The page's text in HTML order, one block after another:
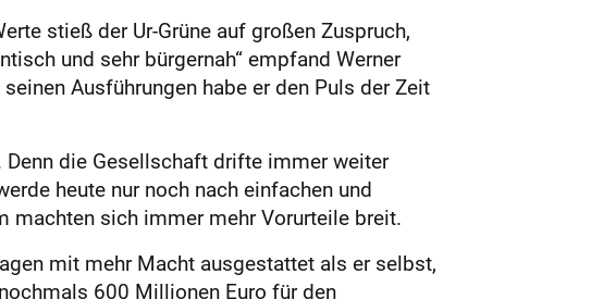
stieß der Ur-Grüne auf großen Zuspruch,
und sehr bürgernah“ empfand Werner
Ausführungen habe er den Puls der Zeit
die Gesellschaft drifte immer weiter
heute nur noch nach einfachen und
machten sich immer mehr Vorurteile breit.
mit mehr Macht ausgestattet als er selbst,
600 Millionen Euro für den